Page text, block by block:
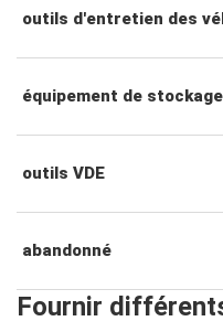
accessoires de
tournevis de
pince coupante
pinces de
pinces de précision
pince à circlips
outils
accessoires pour
outils d'entretien des
outils de service
outils de frappe et
outils de
sous les outils de
équipement de
poste à outils
chariots à outils
coffres à outils
outils VDE
tournevis VDE
abandonné
Fournir